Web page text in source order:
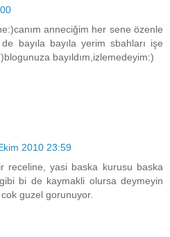
anneciğim her sene özenle
bayıla bayıla yerim sbahları işe
bayıldım,izlemedeyim:)
2010 23:59
receline, yasi baska kurusu baska
bi de kaymakli olursa deymeyin
guzel gorunuyor.